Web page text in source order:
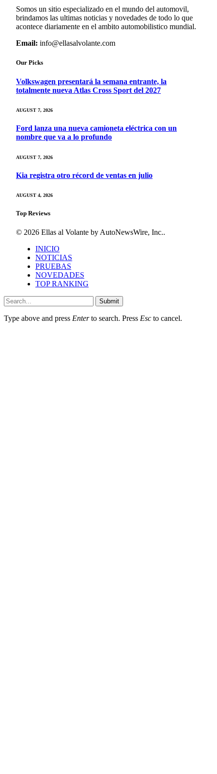
Somos un sitio especializado en el mundo del automovil,
brindamos las ultimas noticias y novedades de todo lo que
acontece diariamente en el ambito automobilistico mundial.
Email: info@ellasalvolante.com
Our Picks
Volkswagen presentará la semana entrante, la
totalmente nueva Atlas Cross Sport del 2027
AUGUST 7, 2026
Ford lanza una nueva camioneta eléctrica con un
nombre que va a lo profundo
AUGUST 7, 2026
Kia registra otro récord de ventas en julio
AUGUST 4, 2026
Top Reviews
© 2026 Ellas al Volante by AutoNewsWire, Inc..
INICIO
NOTICIAS
PRUEBAS
NOVEDADES
TOP RANKING
Submit
Type above and press Enterto search. Press Esc to cancel.